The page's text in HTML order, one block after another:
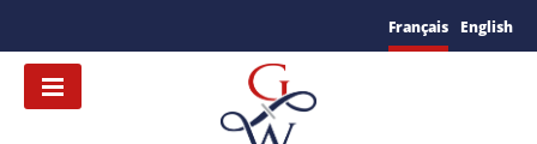
Français English